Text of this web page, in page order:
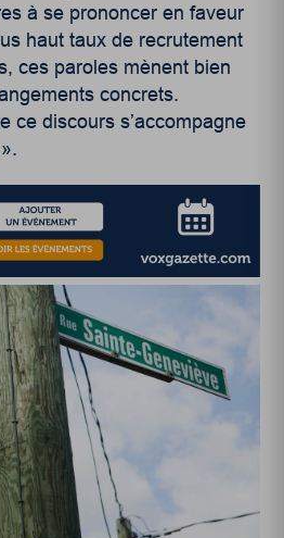
à se prononcer en faveur
haut taux de recrutement
ces paroles mènent bien
concrets.
ce discours s’accompagne